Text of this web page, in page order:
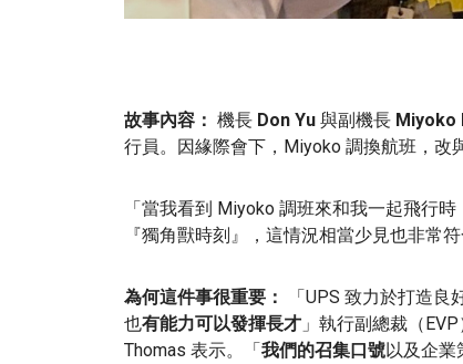
故事內容： 機長 Don Yu 與副機長 Miyoko
行員。因緣際會下，Miyoko 調換航班，改
「當我看到 Miyoko 調班來和我一起飛行
『獨角獸時刻』，這情況相當少見也非常符
為何這件事很重要： 「UPS 致力於打造良
也有能力可以發揮長才 」執行副總裁（
Thomas 表示。「我們的召集口號以及企業